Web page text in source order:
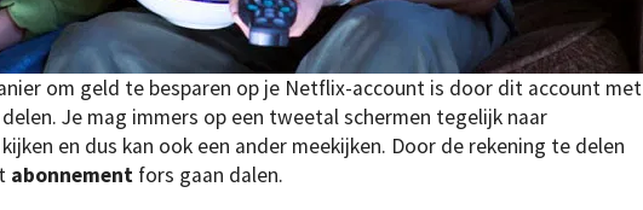
om geld te besparen op je Netflix-account is door dit account met
Je mag immers op een tweetal schermen tegelijk naar
en dus kan ook een ander meekijken. Door de rekening te delen
abonnement fors gaan dalen.